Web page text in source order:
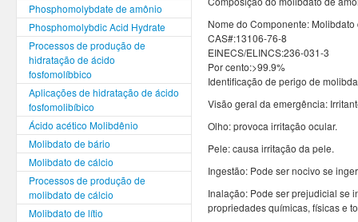
Phosphomolybdate de amônio
Phosphomolybdic Acid Hydrate
Processos de produção de
hidratação de ácido
fosfomolíbbico
Aplicações de hidratação de ácido
fosfomolibíbico
Ácido acético Molibdênio
Molibdato de bário
Molibdato de cálcio
Processos de produção de
molibdato de cálcio
Molibdato de lítio
Nome do Componente:
CAS#:13106-76-8
EINECS/ELINCS:236-031-3
Por cento:>99.9%
Identificação de perigo de
Visão geral da emergência:
Olho: provoca irritação ocular.
Pele: causa irritação da pele.
Ingestão: Pode ser nocivo se
Inalação: Pode ser prejudicial se
propriedades químicas, físicas e